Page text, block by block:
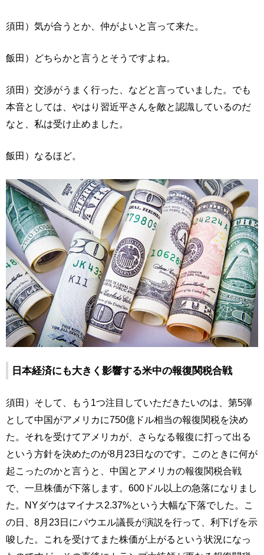
須田）気が合うとか、仲がよいと言って来た。
飯田）どちらかと言うとそうですよね。
須田）交渉がうまく行った、などと言っていました。でも
本音としては、やはり習近平さんを敵と認識しているのだ
なと、私は受け止めました。
飯田）なるほど。
日本経済にも大きく影響する米中の報復関税合戦
須田）そして、もう1つ注目していただきたいのは、第5弾
として中国がアメリカに750億ドル相当の報復関税を決め
た。それを受けてアメリカが、さらなる報復に打って出る
という方針を決めたのが8月23日なのです。このときに何が
起こったのかと言うと、中国とアメリカの報復関税合戦
で、一旦株価が下落します。600ドル以上の急落になりまし
た。NYダウはマイナス2.37%という大幅な下落でした。こ
の日、8月23日にパウエル議長が演説を行って、利下げを示
唆した。これを受けてまた株価が上がるという状況になっ